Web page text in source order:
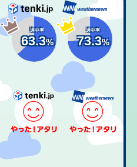
適中率
63.3%
適中率
73.3%